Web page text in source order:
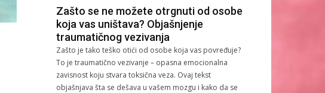
Zašto se ne možete otrgnuti od osobe
koja vas uništava? Objašnjenje
traumatičnog vezivanja
Zašto je tako teško otići od osobe koja vas povređuje?
To je traumatično vezivanje – opasna emocionalna
zavisnost koju stvara toksična veza. Ovaj tekst
objašnjava šta se dešava u vašem mozgu i kako da se